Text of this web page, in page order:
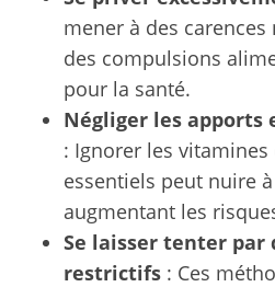
mener à des
des compulsions
pour la santé.
Négliger les
: Ignorer les
essentiels peut nuire
augmentant les
Se laisser tenter par
restrictifs: Ces